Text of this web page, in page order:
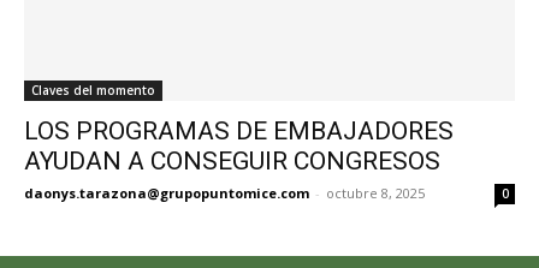
Claves del momento
LOS PROGRAMAS DE EMBAJADORES
AYUDAN A CONSEGUIR CONGRESOS
daonys.tarazona@grupopuntomice.com - octubre 8, 2025 0